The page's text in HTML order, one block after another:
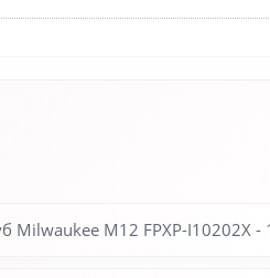
Milwaukee M12 FPXP-I10202X -